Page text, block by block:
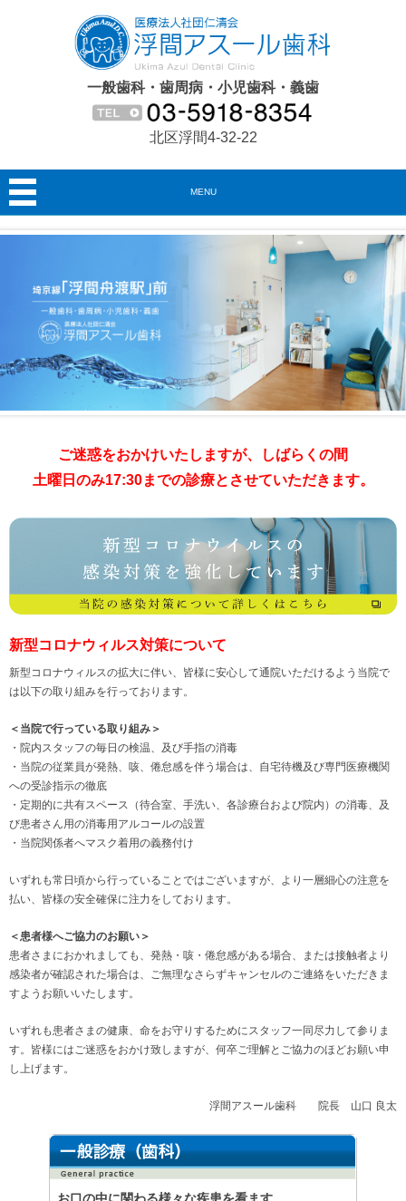
一般歯科・歯周病・小児歯科・義歯
北区浮間4-32-22
MENU
ご迷惑をおかけいたしますが、しばらくの間
土曜日のみ17:30までの診療とさせていただきます。
新型コロナウィルス対策について
新型コロナウィルスの拡大に伴い、皆様に安心して通院いただけるよう当院で
は以下の取り組みを行っております。
＜当院で行っている取り組み＞
・院内スタッフの毎日の検温、及び手指の消毒
・当院の従業員が発熱、咳、倦怠感を伴う場合は、自宅待機及び専門医療機関
への受診指示の徹底
・定期的に共有スペース（待合室、手洗い、各診療台および院内）の消毒、及
び患者さん用の消毒用アルコールの設置
・当院関係者へマスク着用の義務付け
いずれも常日頃から行っていることではございますが、より一層細心の注意を
払い、皆様の安全確保に注力をしております。
＜患者様へご協力のお願い＞
患者さまにおかれましても、発熱・咳・倦怠感がある場合、または接触者より
感染者が確認された場合は、ご無理なさらずキャンセルのご連絡をいただきま
すようお願いいたします。
いずれも患者さまの健康、命をお守りするためにスタッフ一同尽力して参りま
す。皆様にはご迷惑をおかけ致しますが、何卒ご理解とご協力のほどお願い申
し上げます。
浮間アスール歯科 院長 山口 良太